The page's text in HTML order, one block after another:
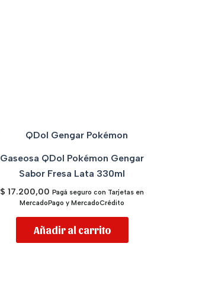
Gaseosa QDol Pokémon Gengar
Sabor Fresa Lata 330ml
$ 17.200,00 Pagá seguro con Tarjetas en
MercadoPago y MercadoCrédito
Añadir al carrito